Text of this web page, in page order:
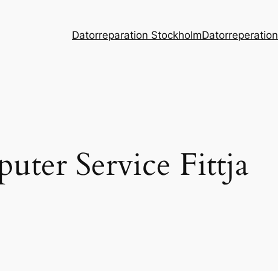
Datorreparation StockholmDatorreperation
Service Fittja